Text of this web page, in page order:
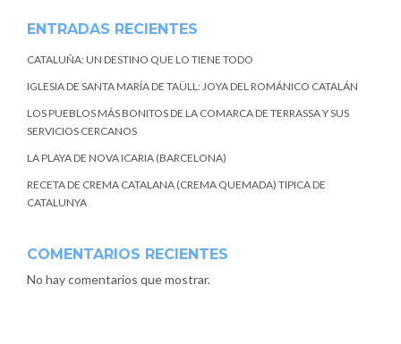
ENTRADAS RECIENTES
CATALUÑA: UN DESTINO QUE LO TIENE TODO
IGLESIA DE SANTA MARÍA DE TAÜLL: JOYA DEL ROMÁNICO CATALÁN
LOS PUEBLOS MÁS BONITOS DE LA COMARCA DE TERRASSA Y SUS
SERVICIOS CERCANOS
LA PLAYA DE NOVA ICARIA (BARCELONA)
RECETA DE CREMA CATALANA (CREMA QUEMADA) TIPICA DE
CATALUNYA
COMENTARIOS RECIENTES
No hay comentarios que mostrar.